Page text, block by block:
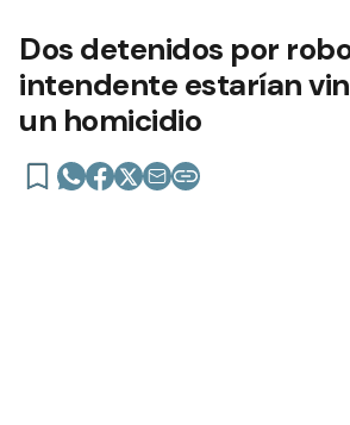
Dos detenidos por
intendente estarían
un homicidio